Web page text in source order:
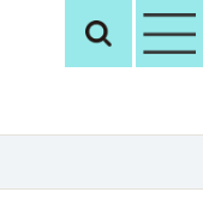
観光いばらき検